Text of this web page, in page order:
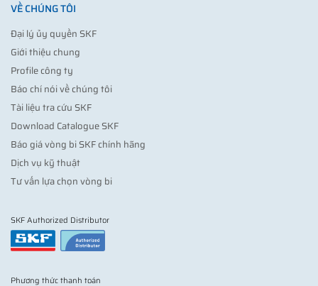
VỀ CHÚNG TÔI
Đại lý ủy quyền SKF
Giới thiệu chung
Profile công ty
Báo chí nói về chúng tôi
Tài liệu tra cứu SKF
Download Catalogue SKF
Báo giá vòng bi SKF chính hãng
Dịch vụ kỹ thuật
Tư vấn lựa chọn vòng bi
SKF Authorized Distributor
Phương thức thanh toán